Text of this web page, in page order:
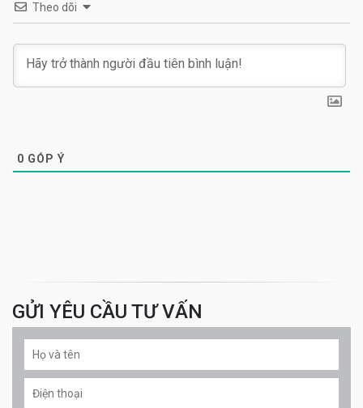
Theo dõi
0 GÓP Ý
GỬI YÊU CẦU TƯ VẤN